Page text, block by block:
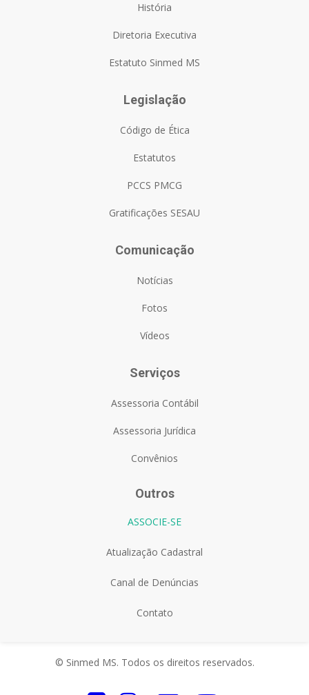
História
Diretoria Executiva
Estatuto Sinmed MS
Legislação
Código de Ética
Estatutos
PCCS PMCG
Gratificações SESAU
Comunicação
Notícias
Fotos
Vídeos
Serviços
Assessoria Contábil
Assessoria Jurídica
Convênios
Outros
ASSOCIE-SE
Atualização Cadastral
Canal de Denúncias
Contato
© Sinmed MS. Todos os direitos reservados.